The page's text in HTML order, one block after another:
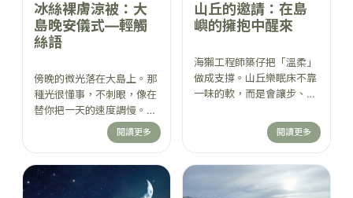
冰絲裸膚涼被：大
島晚安儀式—輕觸
絲語
傍晚的微光落在大島上。那
種光很懂事，不刺眼，像在
替你把一天的速度調慢。世
界還在高速運轉，人們還在
被數字追著跑。但大島還是
件事：等你回來。
閱讀更多
山丘的邀請：在島
嶼的擁抱中醒來
海獺工程師築仔把「溫柔」
做成支撐。山丘樂眠床不靠
一味的軟，而是會讓步、會
填回剛剛好的弧度——不是
把你頂起來，是把你扶回原
懂：重力還在，但你不用
扛。醒來的你，也會比較像
閱讀更多